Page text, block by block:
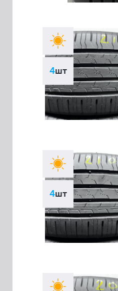
4шт
4шт